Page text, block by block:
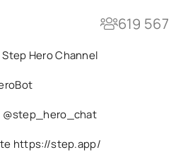
619 567
Hero Channel
@step_hero_chat
https://step.app/